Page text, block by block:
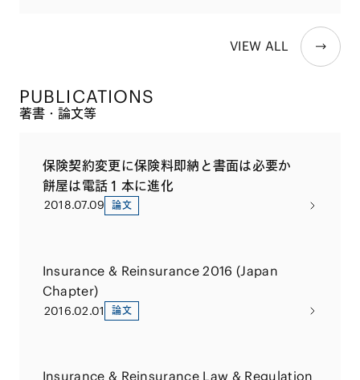
VIEW ALL
PUBLICATIONS
著書・論文等
保険契約変更に保険料即納と書面は必要か
餅屋は電話１本に進化
2018.07.09 論文
Insurance & Reinsurance 2016 (Japan
Chapter)
2016.02.01 論文
Insurance & Reinsurance Law & Regulation